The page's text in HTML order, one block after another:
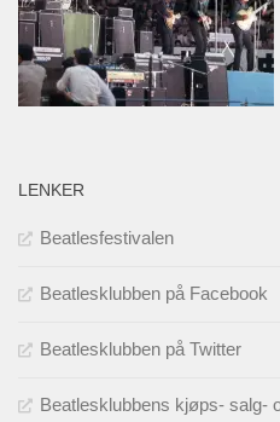
LENKER
Beatlesfestivalen
Beatlesklubben på Facebook
Beatlesklubben på Twitter
Beatlesklubbens kjøps- salg-